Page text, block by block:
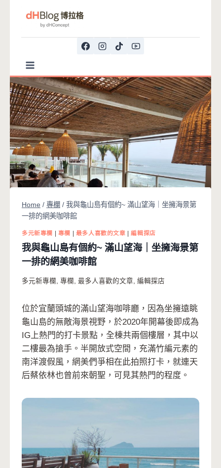
Home / 專欄 / 我與龜山島有個約~ 滿山望海｜坐擁海景第
一排的網美咖啡館
多元新專欄 專欄 最多人喜歡的文章 |編輯探店
我與龜山島有個約~ 滿山望海｜坐擁海景第
一排的網美咖啡館
多元新專欄 專欄 最多人喜歡的文章 編輯探店
位於宜蘭頭城的滿山望海咖啡廳，因為坐擁遠眺
龜山島的無敵海景視野，於2020年開幕後即成為
IG上熱門的打卡景點，全棟共兩個樓層，其中以
二樓最為搶手。半開放式空間，充滿竹編元素的
南洋渡假風，網美們爭相在此拍照打卡，就連天
后蔡依林也曾前來朝聖，可見其熱門的程度。